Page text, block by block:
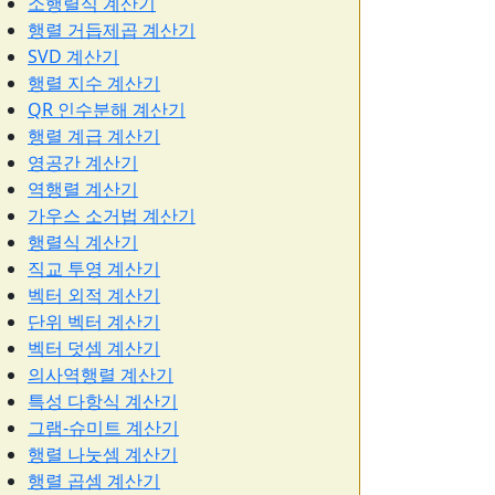
행렬 거듭제곱 계산기
SVD 계산기
행렬 지수 계산기
QR 인수분해 계산기
행렬 계급 계산기
영공간 계산기
역행렬 계산기
가우스 소거법 계산기
행렬식 계산기
직교 투영 계산기
벡터 외적 계산기
단위 벡터 계산기
벡터 덧셈 계산기
의사역행렬 계산기
특성 다항식 계산기
그램-슈미트 계산기
행렬 나눗셈 계산기
행렬 곱셈 계산기